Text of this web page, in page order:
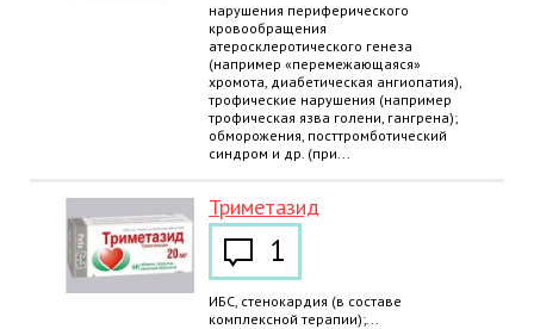
нарушения периферического
кровообращения
атеросклеротического генеза
(например «перемежающаяся»
хромота, диабетическая ангиопатия),
трофические нарушения (например
трофическая язва голени, гангрена);
обморожения, посттромботический
синдром и др. (при...
Триметазид
1
ИБС, стенокардия (в составе
комплексной терапии);...